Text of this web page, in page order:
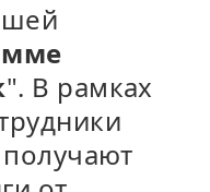
". В рамках